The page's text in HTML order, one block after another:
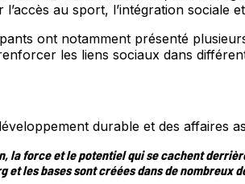
l’accès au sport, l’intégration
ont notamment présenté
les liens sociaux dans
durable et des affaires
la force et le potentiel qui se cachent
et les bases sont créées dans de